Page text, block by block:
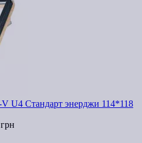
U4 Стандарт энерджи 114*118